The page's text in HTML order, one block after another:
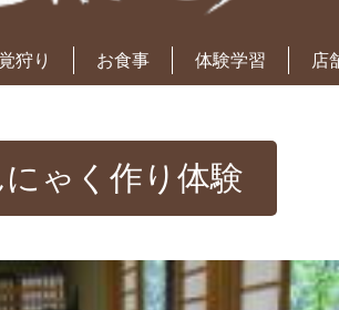
狩り お食事 体験学習 店
にゃく作り体験